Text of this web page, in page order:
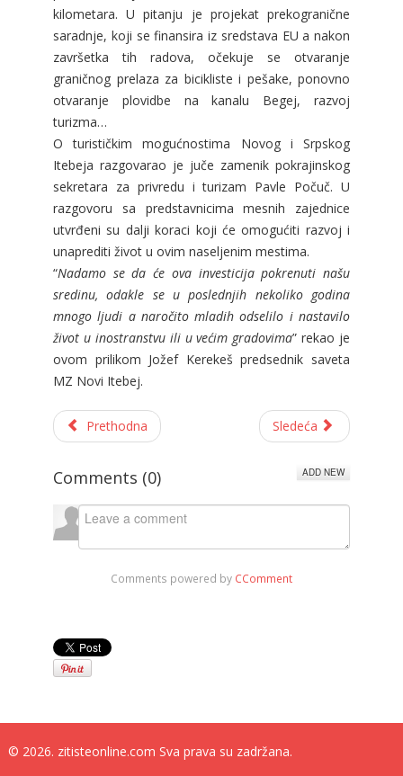
kilometara. U pitanju je projekat prekogranične
saradnje, koji se finansira iz sredstava EU a nakon
završetka tih radova, očekuje se otvaranje
graničnog prelaza za bicikliste i pešake, ponovno
otvaranje plovidbe na kanalu Begej, razvoj
turizma…
O turističkim mogućnostima Novog i Srpskog
Itebeja razgovarao je juče zamenik pokrajinskog
sekretara za privredu i turizam Pavle Počuč. U
razgovoru sa predstavnicima mesnih zajednice
utvrđeni su dalji koraci koji će omogućiti razvoj i
unaprediti život u ovim naseljenim mestima.
“Nadamo se da će ova investicija pokrenuti našu
sredinu, odakle se u poslednjih nekoliko godina
mnogo ljudi a naročito mladih odselilo i nastavilo
život u inostranstvu ili u većim gradovima” rekao je
ovom prilikom Jožef Kerekeš predsednik saveta
MZ Novi Itebej.
Prethodna Sledeća
Comments (0) ADD NEW
Comments powered by CComment
© 2026. zitisteonline.com Sva prava su zadržana.